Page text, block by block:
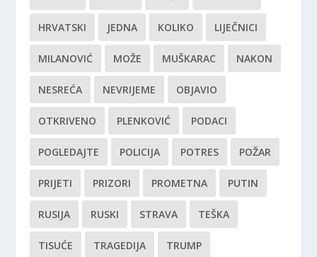
HRVATSKI JEDNA KOLIKO LIJEČNICI
MILANOVIĆ MOŽE MUŠKARAC NAKON
NESREĆA NEVRIJEME OBJAVIO
OTKRIVENO PLENKOVIĆ PODACI
POGLEDAJTE POLICIJA POTRES POŽAR
PRIJETI PRIZORI PROMETNA PUTIN
RUSIJA RUSKI STRAVA TEŠKA
TISUĆE TRAGEDIJA TRUMP